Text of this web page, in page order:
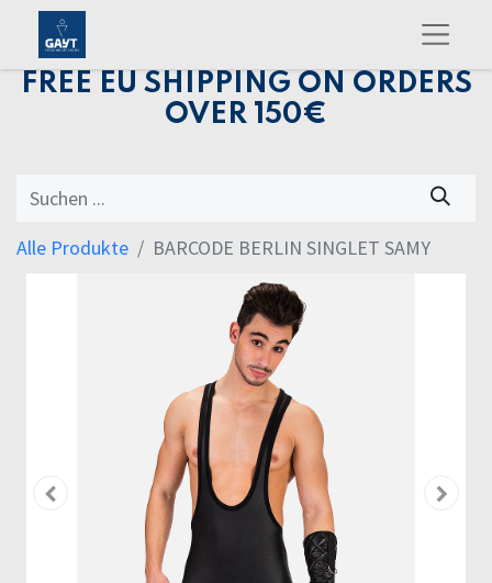
FREE EU SHIPPING ON ORDERS
OVER 150€
Alle Produkte BARCODE BERLIN SINGLET SAMY